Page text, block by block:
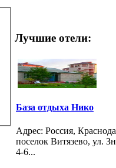
Лучшие отели:
База отдыха Нико
Адрес: Россия,
поселок Витязево, ул.
4-6...